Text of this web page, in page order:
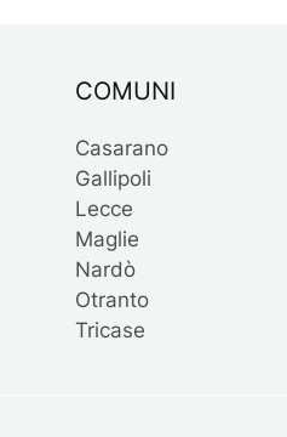
COMUNI
Casarano
Gallipoli
Lecce
Maglie
Nardò
Otranto
Tricase